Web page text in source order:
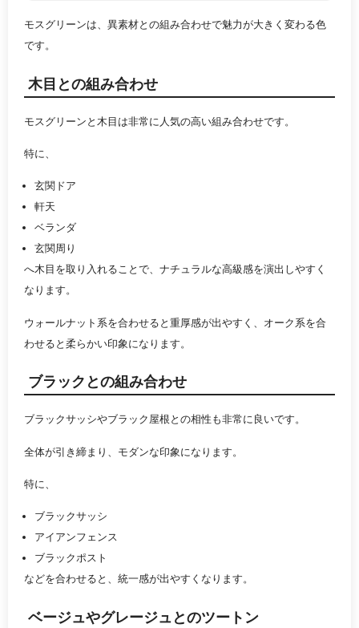
モスグリーンは、異素材との組み合わせで魅力が大きく変わる色
です。
木目との組み合わせ
モスグリーンと木目は非常に人気の高い組み合わせです。
特に、
玄関ドア
軒天
ベランダ
玄関周り
へ木目を取り入れることで、ナチュラルな高級感を演出しやすく
なります。
ウォールナット系を合わせると重厚感が出やすく、オーク系を合
わせると柔らかい印象になります。
ブラックとの組み合わせ
ブラックサッシやブラック屋根との相性も非常に良いです。
全体が引き締まり、モダンな印象になります。
特に、
ブラックサッシ
アイアンフェンス
ブラックポスト
などを合わせると、統一感が出やすくなります。
ベージュやグレージュとのツートン